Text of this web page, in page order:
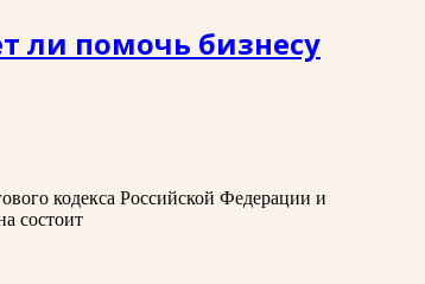
ли помочь бизнесу
кодекса Российской Федерации и
состоит